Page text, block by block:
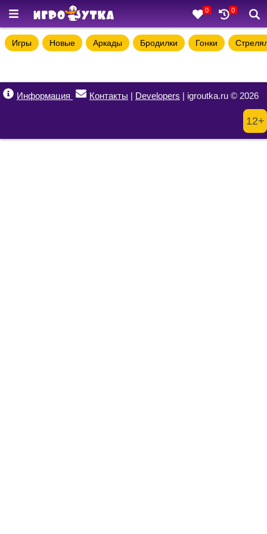
0 0
Игры Новые Аркады Бродилки Гонки
Информация Контакты | Developers | igroutka.ru © 2026
12+